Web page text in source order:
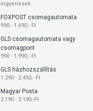
ingyenesek
FOXPOST csomagautomata
990 - 1.690,- Ft
GLS csomagautomata vagy
csomagpont
990 - 1.990,- Ft
GLS házhozszállítás
1.290 - 2.450,- Ft
Magyar Posta
2.190 - 3.190,-Ft